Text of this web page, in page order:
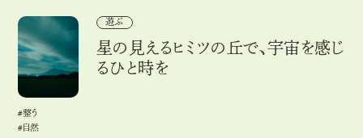
#整う
#整う
#自然
#自然
遊ぶ
星の見えるヒミツの丘で、宇宙を感じ
るひと時を